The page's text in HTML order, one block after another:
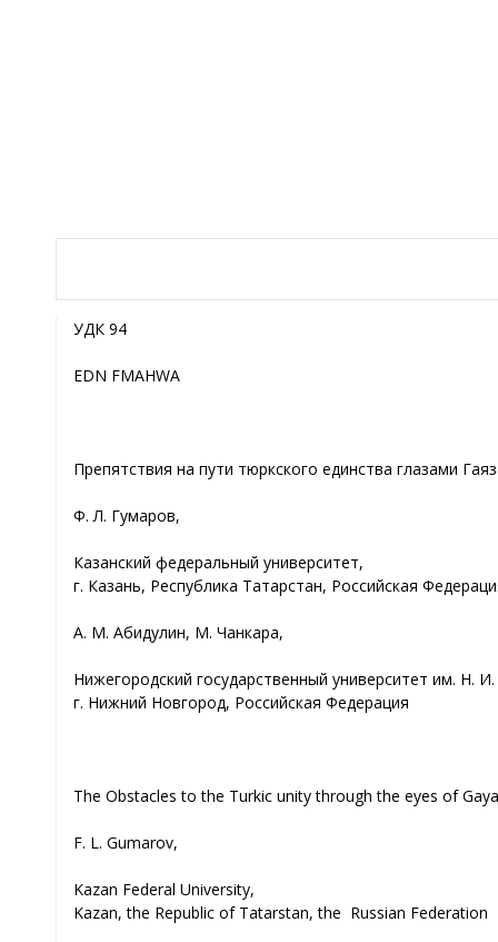
УДК 94
EDN FMAHWA
Препятствия на пути тюркского единства глазами
Ф. Л. Гумаров,
Казанский федеральный университет,
г. Казань, Республика Татарстан, Российская
А. М. Абидулин, М. Чанкара,
Нижегородский государственный университет им. Н.
г. Нижний Новгород, Российская Федерация
The Obstacles to the Turkic unity through the eyes of
F. L. Gumarov,
Kazan Federal University,
Kazan, the Republic of Tatarstan, the Russian Federation